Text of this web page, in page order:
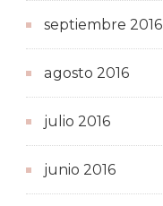
septiembre 2016
agosto 2016
julio 2016
junio 2016